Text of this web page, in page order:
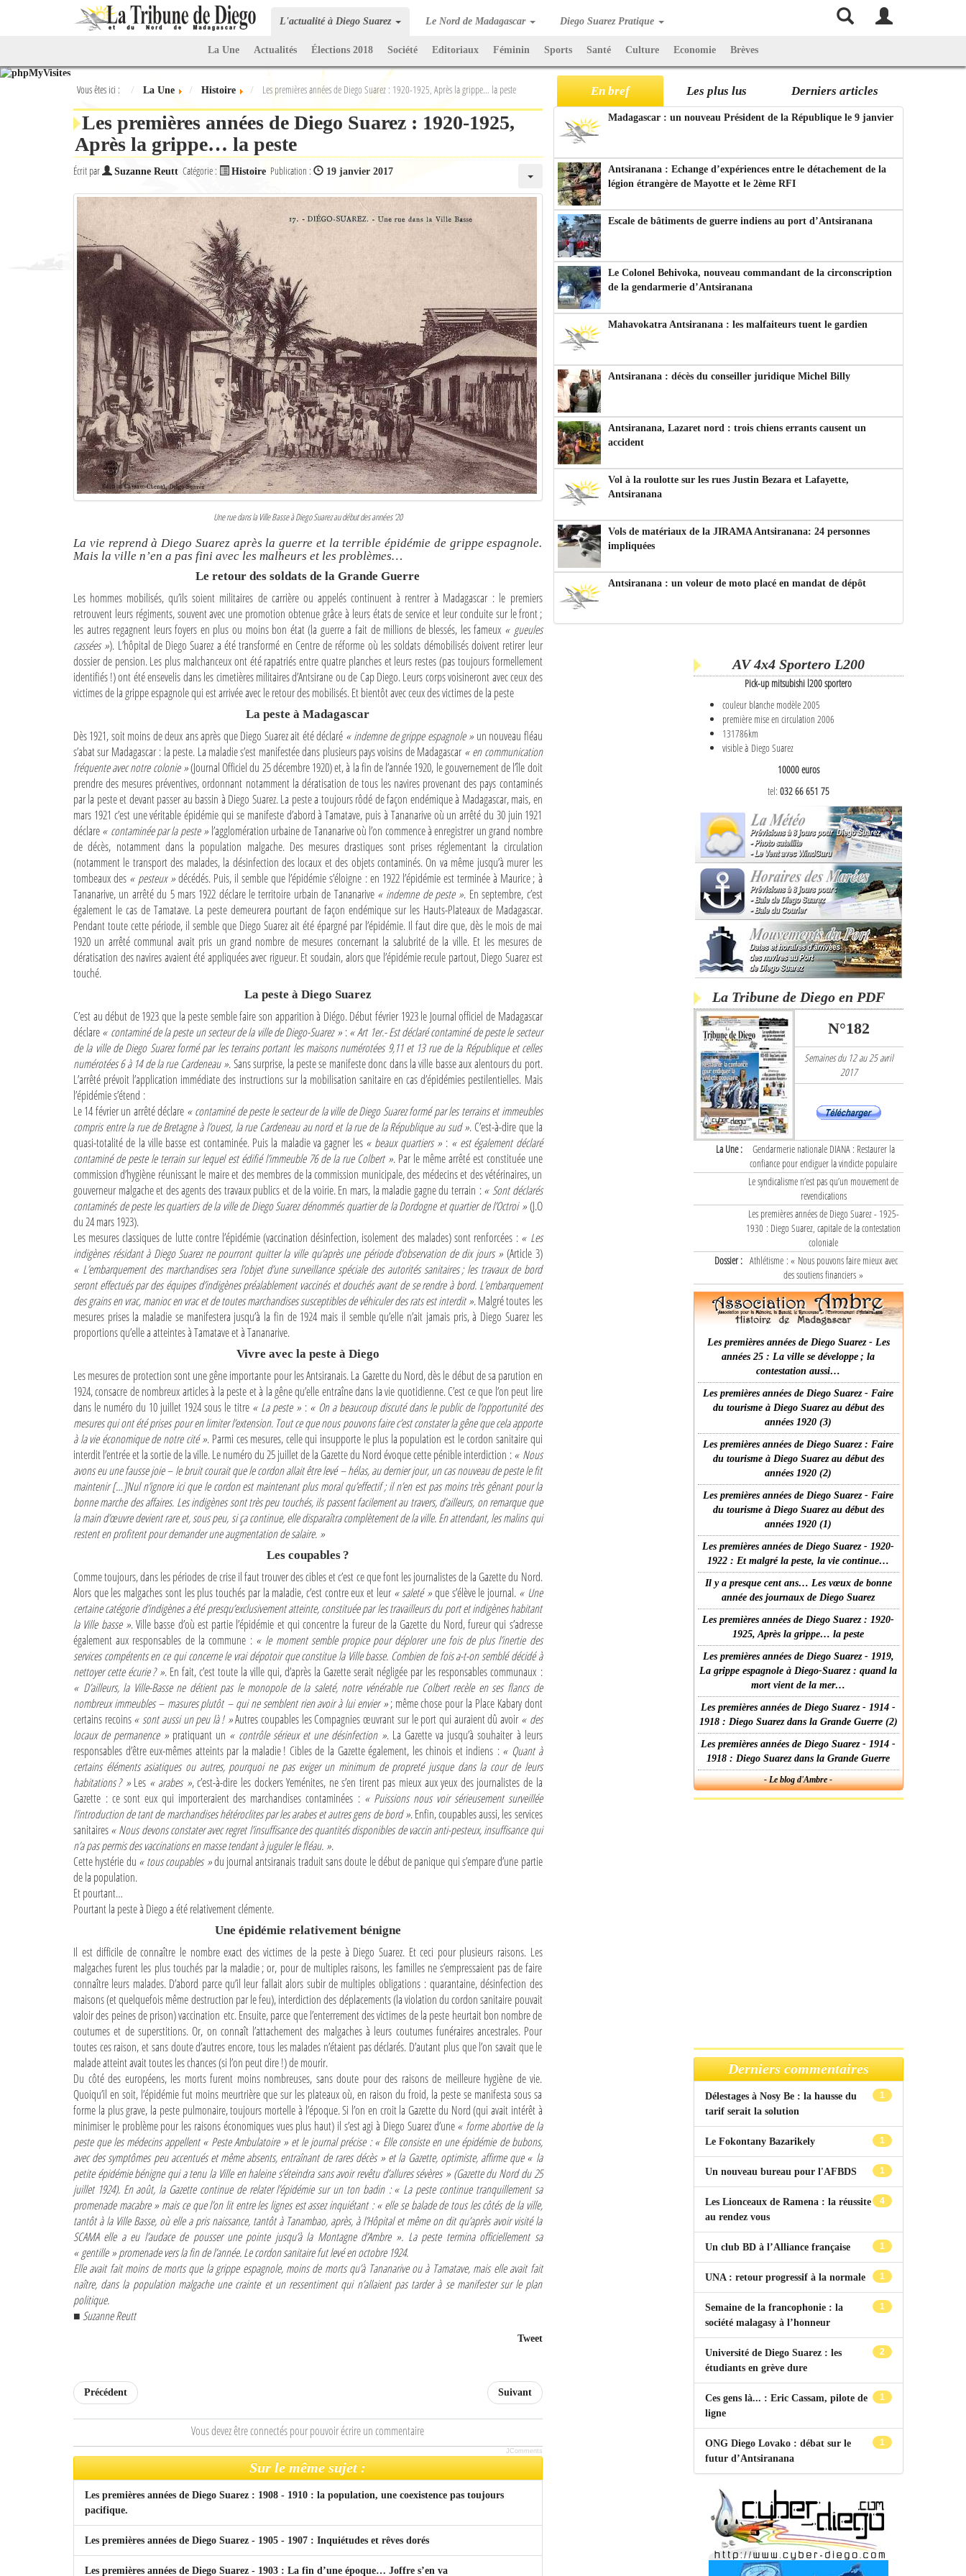
L'actualité à Diego Suarez Le Nord de Madagascar Diego Suarez Pratique
La Une Actualités Élections 2018 Société Editoriaux Féminin Sports Santé Culture Economie Brèves
Vous êtes ici : La Une Histoire Les premières années de Diego Suarez : 1920-1925, Après la grippe… la peste
Les premières années de Diego Suarez : 1920-1925,
Après la grippe… la peste
Écrit par Suzanne Reutt Catégorie : Histoire Publication : 19 janvier 2017
Une rue dans la Ville Basse à Diego Suarez au début des années '20
La vie reprend à Diego Suarez après la guerre et la terrible épidémie de grippe espagnole.
Mais la ville n’en a pas fini avec les malheurs et les problèmes…
Le retour des soldats de la Grande Guerre
Les hommes mobilisés, qu’ils soient militaires de carrière ou appelés continuent à rentrer à Madagascar : le premiers
retrouvent leurs régiments, souvent avec une promotion obtenue grâce à leurs états de service et leur conduite sur le front ;
les autres regagnent leurs foyers en plus ou moins bon état (la guerre a fait de millions de blessés, les fameux « gueules
cassées »). L’hôpital de Diego Suarez a été transformé en Centre de réforme où les soldats démobilisés doivent retirer leur
dossier de pension. Les plus malchanceux ont été rapatriés entre quatre planches et leurs restes (pas toujours formellement
identifiés !) ont été ensevelis dans les cimetières militaires d’Antsirane ou de Cap Diego. Leurs corps voisineront avec ceux des
victimes de la grippe espagnole qui est arrivée avec le retour des mobilisés. Et bientôt avec ceux des victimes de la peste
La peste à Madagascar
Dès 1921, soit moins de deux ans après que Diego Suarez ait été déclaré « indemne de grippe espagnole » un nouveau fléau
s’abat sur Madagascar : la peste. La maladie s’est manifestée dans plusieurs pays voisins de Madagascar « en communication
fréquente avec notre colonie »(Journal Officiel du 25 décembre 1920) et, à la fin de l’année 1920, le gouvernement de l’île doit
prendre des mesures préventives, ordonnant notamment la dératisation de tous les navires provenant des pays contaminés
par la peste et devant passer au bassin à Diego Suarez. La peste a toujours rôdé de façon endémique à Madagascar, mais, en
mars 1921 c’est une véritable épidémie qui se manifeste d’abord à Tamatave, puis à Tananarive où un arrêté du 30 juin 1921
déclare« contaminée par la peste » l’agglomération urbaine de Tananarive où l’on commence à enregistrer un grand nombre
de décès, notamment dans la population malgache. Des mesures drastiques sont prises réglementant la circulation
(notamment le transport des malades, la désinfection des locaux et des objets contaminés. On va même jusqu’à murer les
tombeaux des « pesteux »décédés. Puis, il semble que l’épidémie s’éloigne : en 1922 l’épidémie est terminée à Maurice ; à
Tananarive, un arrêté du 5 mars 1922 déclare le territoire urbain de Tananarive « indemne de peste ». En septembre, c’est
également le cas de Tamatave. La peste demeurera pourtant de façon endémique sur les Hauts-Plateaux de Madagascar.
Pendant toute cette période, il semble que Diego Suarez ait été épargné par l’épidémie. Il faut dire que, dès le mois de mai
1920 un arrêté communal avait pris un grand nombre de mesures concernant la salubrité de la ville. Et les mesures de
dératisation des navires avaient été appliquées avec rigueur. Et soudain, alors que l’épidémie recule partout, Diego Suarez est
touché.
La peste à Diego Suarez
C’est au début de 1923 que la peste semble faire son apparition à Diégo. Début février 1923 le Journal officiel de Madagascar
déclare« contaminé de la peste un secteur de la ville de Diego-Suarez »:« Art 1er.- Est déclaré contaminé de peste le secteur
de la ville de Diego Suarez formé par les terrains portant les maisons numérotées 9,11 et 13 rue de la République et celles
numérotées 6 à 14 de la rue Cardeneau ». Sans surprise, la peste se manifeste donc dans la ville basse aux alentours du port.
L’arrêté prévoit l’application immédiate des instructions sur la mobilisation sanitaire en cas d’épidémies pestilentielles. Mais
l’épidémie s’étend :
Le 14 février un arrêté déclare « contaminé de peste le secteur de la ville de Diego Suarez formé par les terrains et immeubles
compris entre la rue de Bretagne à l’ouest, la rue Cardeneau au nord et la rue de la République au sud ». C’est-à-dire que la
quasi-totalité de la ville basse est contaminée. Puis la maladie va gagner les « beaux quartiers »: « est également déclaré
contaminé de peste le terrain sur lequel est édifié l’immeuble 76 de la rue Colbert ». Par le même arrêté est constituée une
commission d’hygiène réunissant le maire et des membres de la commission municipale, des médecins et des vétérinaires, un
gouverneur malgache et des agents des travaux publics et de la voirie. En mars, la maladie gagne du terrain :« Sont déclarés
contaminés de peste les quartiers de la ville de Diego Suarez dénommés quartier de la Dordogne et quartier de l’Octroi »(J.O
du 24 mars 1923).
Les mesures classiques de lutte contre l’épidémie (vaccination désinfection, isolement des malades) sont renforcées : « Les
indigènes résidant à Diego Suarez ne pourront quitter la ville qu’après une période d’observation de dix jours » (Article 3)
« L’embarquement des marchandises sera l’objet d’une surveillance spéciale des autorités sanitaires ; les travaux de bord
seront effectués par des équipes d’indigènes préalablement vaccinés et douchés avant de se rendre à bord. L’embarquement
des grains en vrac, manioc en vrac et de toutes marchandises susceptibles de véhiculer des rats est interdit ». Malgré toutes les
mesures prises la maladie se manifestera jusqu’à la fin de 1924 mais il semble qu’elle n’ait jamais pris, à Diego Suarez les
proportions qu’elle a atteintes à Tamatave et à Tananarive.
Vivre avec la peste à Diego
Les mesures de protection sont une gêne importante pour les Antsiranais. La Gazette du Nord, dès le début de sa parution en
1924, consacre de nombreux articles à la peste et à la gêne qu’elle entraîne dans la vie quotidienne. C’est ce que l’on peut lire
dans le numéro du 10 juillet 1924 sous le titre « La peste »: « On a beaucoup discuté dans le public de l’opportunité des
mesures qui ont été prises pour en limiter l’extension. Tout ce que nous pouvons faire c’est constater la gêne que cela apporte
à la vie économique de notre cité ». Parmi ces mesures, celle qui insupporte le plus la population est le cordon sanitaire qui
interdit l’entrée et la sortie de la ville. Le numéro du 25 juillet de la Gazette du Nord évoque cette pénible interdiction :« Nous
avons eu une fausse joie – le bruit courait que le cordon allait être levé – hélas, au dernier jour, un cas nouveau de peste le fit
maintenir […]Nul n’ignore ici que le cordon est maintenant plus moral qu’effectif ; il n’en est pas moins très gênant pour la
bonne marche des affaires. Les indigènes sont très peu touchés, ils passent facilement au travers, d’ailleurs, on remarque que
la main d’œuvre devient rare et, sous peu, si ça continue, elle disparaîtra complètement de la ville. En attendant, les malins qui
restent en profitent pour demander une augmentation de salaire. »
Les coupables ?
Comme toujours, dans les périodes de crise il faut trouver des cibles et c’est ce que font les journalistes de la Gazette du Nord.
Alors que les malgaches sont les plus touchés par la maladie, c’est contre eux et leur « saleté »que s’élève le journal. « Une
certaine catégorie d’indigènes a été presqu’exclusivement atteinte, constituée par les travailleurs du port et indigènes habitant
la Ville basse ». Ville basse d’où est partie l’épidémie et qui concentre la fureur de la Gazette du Nord, fureur qui s’adresse
également aux responsables de la commune : « le moment semble propice pour déplorer une fois de plus l’inertie des
services compétents en ce qui concerne le vrai dépotoir que constitue la Ville basse. Combien de fois a-t-on semblé décidé à
nettoyer cette écurie ? ». En fait, c’est toute la ville qui, d’après la Gazette serait négligée par les responsables communaux :
« D’ailleurs, la Ville-Basse ne détient pas le monopole de la saleté, notre vénérable rue Colbert recèle en ses flancs de
nombreux immeubles – masures plutôt – qui ne semblent rien avoir à lui envier »; même chose pour la Place Kabary dont
certains recoins« sont aussi un peu là ! »Autres coupables les Compagnies œuvrant sur le port qui auraient dû avoir « des
locaux de permanence » pratiquant un « contrôle sérieux et une désinfection ». La Gazette va jusqu’à souhaiter à leurs
responsables d’être eux-mêmes atteints par la maladie ! Cibles de la Gazette également, les chinois et indiens : « Quant à
certains éléments asiatiques ou autres, pourquoi ne pas exiger un minimum de propreté jusque dans la cour de leurs
habitations ? »Les « arabes », c’est-à-dire les dockers Yeménites, ne s’en tirent pas mieux aux yeux des journalistes de la
Gazette : ce sont eux qui importeraient des marchandises contaminées : « Puissions nous voir sérieusement surveillée
l’introduction de tant de marchandises hétéroclites par les arabes et autres gens de bord ». Enfin, coupables aussi, les services
sanitaires« Nous devons constater avec regret l’insuffisance des quantités disponibles de vaccin anti-pesteux, insuffisance qui
n’a pas permis des vaccinations en masse tendant à juguler le fléau. ».
Cette hystérie du « tous coupables »du journal antsiranais traduit sans doute le début de panique qui s’empare d’une partie
de la population.
Et pourtant…
Pourtant la peste à Diego a été relativement clémente.
Une épidémie relativement bénigne
Il est difficile de connaître le nombre exact des victimes de la peste à Diego Suarez. Et ceci pour plusieurs raisons. Les
malgaches furent les plus touchés par la maladie ; or, pour de multiples raisons, les familles ne s’empressaient pas de faire
connaître leurs malades. D’abord parce qu’il leur fallait alors subir de multiples obligations : quarantaine, désinfection des
maisons (et quelquefois même destruction par le feu), interdiction des déplacements (la violation du cordon sanitaire pouvait
valoir des peines de prison) vaccination etc. Ensuite, parce que l’enterrement des victimes de la peste heurtait bon nombre de
coutumes et de superstitions. Or, on connaît l’attachement des malgaches à leurs coutumes funéraires ancestrales. Pour
toutes ces raison, et sans doute d’autres encore, tous les malades n’étaient pas déclarés. D’autant plus que l’on savait que le
malade atteint avait toutes les chances (si l’on peut dire !) de mourir.
Du côté des européens, les morts furent moins nombreuses, sans doute pour des raisons de meilleure hygiène de vie.
Quoiqu’il en soit, l’épidémie fut moins meurtrière que sur les plateaux où, en raison du froid, la peste se manifesta sous sa
forme la plus grave, la peste pulmonaire, toujours mortelle à l’époque. Si l’on en croit la Gazette du Nord (qui avait intérêt à
minimiser le problème pour les raisons économiques vues plus haut) il s’est agi à Diego Suarez d’une« forme abortive de la
peste que les médecins appellent« Peste Ambulatoire » et le journal précise :« Elle consiste en une épidémie de bubons,
avec des symptômes peu accentués et même absents, entraînant de rares décès » et la Gazette, optimiste, affirme que« la
petite épidémie bénigne qui a tenu la Ville en haleine s’éteindra sans avoir revêtu d’allures sévères » (Gazette du Nord du 25
juillet 1924). En août, la Gazette continue de relater l’épidémie sur un ton badin :« La peste continue tranquillement sa
promenade macabre » mais ce que l’on lit entre les lignes est assez inquiétant :« elle se balade de tous les côtés de la ville,
tantôt à la Ville Basse, où elle a pris naissance, tantôt à Tanambao, après, à l’Hôpital et même on dit qu’après avoir visité la
SCAMA elle a eu l’audace de pousser une pointe jusqu’à la Montagne d’Ambre ». La peste termina officiellement sa
« gentille »promenade vers la fin de l’année. Le cordon sanitaire fut levé en octobre 1924.
Elle avait fait moins de morts que la grippe espagnole, moins de morts qu’à Tananarive ou à Tamatave, mais elle avait fait
naître, dans la population malgache une crainte et un ressentiment qui n’allaient pas tarder à se manifester sur le plan
politique.
■ Suzanne Reutt
Tweet
Précédent Suivant
Vous devez être connectés pour pouvoir écrire un commentaire
JComments
Sur le même sujet :
Les premières années de Diego Suarez : 1908 - 1910 : la population, une coexistence pas toujours
pacifique.
Les premières années de Diego Suarez - 1905 - 1907 : Inquiétudes et rêves dorés
Les premières années de Diego Suarez - 1903 : La fin d’une époque… Joffre s’en va
En bref Les plus lus Derniers articles
Madagascar : un nouveau Président de la République le 9 janvier
Antsiranana : Echange d’expériences entre le détachement de la
légion étrangère de Mayotte et le 2ème RFI
Escale de bâtiments de guerre indiens au port d’Antsiranana
Le Colonel Behivoka, nouveau commandant de la circonscription
de la gendarmerie d’Antsiranana
Mahavokatra Antsiranana : les malfaiteurs tuent le gardien
Antsiranana : décès du conseiller juridique Michel Billy
Antsiranana, Lazaret nord : trois chiens errants causent un
accident
Vol à la roulotte sur les rues Justin Bezara et Lafayette,
Antsiranana
Vols de matériaux de la JIRAMA Antsiranana: 24 personnes
impliquées
Antsiranana : un voleur de moto placé en mandat de dépôt
AV 4x4 Sportero L200
Pick-up mitsubishi l200 sportero
couleur blanche modèle 2005
première mise en circulation 2006
131786km
visible à Diego Suarez
10000 euros
tel: 032 66 651 75
La Tribune de Diego en PDF
N°182
Semaines du 12 au 25 avril
2017
La Une :
Gendarmerie nationale DIANA : Restaurer la
confiance pour endiguer la vindicte populaire
Le syndicalisme n’est pas qu’un mouvement de
revendications
Les premières années de Diego Suarez - 1925-
1930 : Diego Suarez, capitale de la contestation
coloniale
Dossier : Athlétisme : « Nous pouvons faire mieux avec
des soutiens financiers »
Les premières années de Diego Suarez - Les
années 25 : La ville se développe ; la
contestation aussi…
Les premières années de Diego Suarez - Faire
du tourisme à Diego Suarez au début des
années 1920 (3)
Les premières années de Diego Suarez : Faire
du tourisme à Diego Suarez au début des
années 1920 (2)
Les premières années de Diego Suarez - Faire
du tourisme à Diego Suarez au début des
années 1920 (1)
Les premières années de Diego Suarez - 1920-
1922 : Et malgré la peste, la vie continue…
Il y a presque cent ans… Les vœux de bonne
année des journaux de Diego Suarez
Les premières années de Diego Suarez : 1920-
1925, Après la grippe… la peste
Les premières années de Diego Suarez - 1919,
La grippe espagnole à Diego-Suarez : quand la
mort vient de la mer…
Les premières années de Diego Suarez - 1914 -
1918 : Diego Suarez dans la Grande Guerre (2)
Les premières années de Diego Suarez - 1914 -
1918 : Diego Suarez dans la Grande Guerre
- Le blog d'Ambre -
Derniers commentaires
1
Délestages à Nosy Be : la hausse du
tarif serait la solution
1
Le Fokontany Bazarikely
1
Un nouveau bureau pour l'AFBDS
4
Les Lionceaux de Ramena : la réussite
au rendez vous
1
Un club BD à l’Alliance française
1
UNA : retour progressif à la normale
1
Semaine de la francophonie : la
société malagasy à l’honneur
2
Université de Diego Suarez : les
étudiants en grève dure
1
Ces gens là... : Eric Cassam, pilote de
ligne
1
ONG Diego Lovako : débat sur le
futur d’Antsiranana